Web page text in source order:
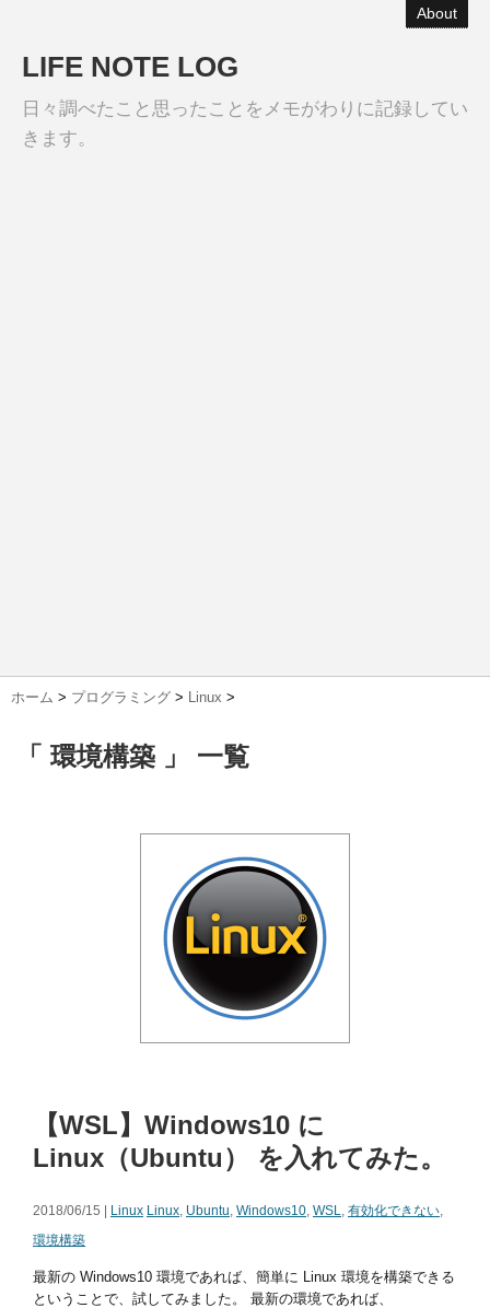
About
LIFE NOTE LOG
日々調べたこと思ったことをメモがわりに記録してい
きます。
ホーム > プログラミング > Linux >
「 環境構築 」 一覧
【WSL】Windows10 に
Linux（Ubuntu） を入れてみた。
2018/06/15 | Linux Linux, Ubuntu, Windows10, WSL, 有効化できない,
環境構築
最新の Windows10 環境であれば、簡単に Linux 環境を構築できる
ということで、試してみました。 最新の環境であれば、